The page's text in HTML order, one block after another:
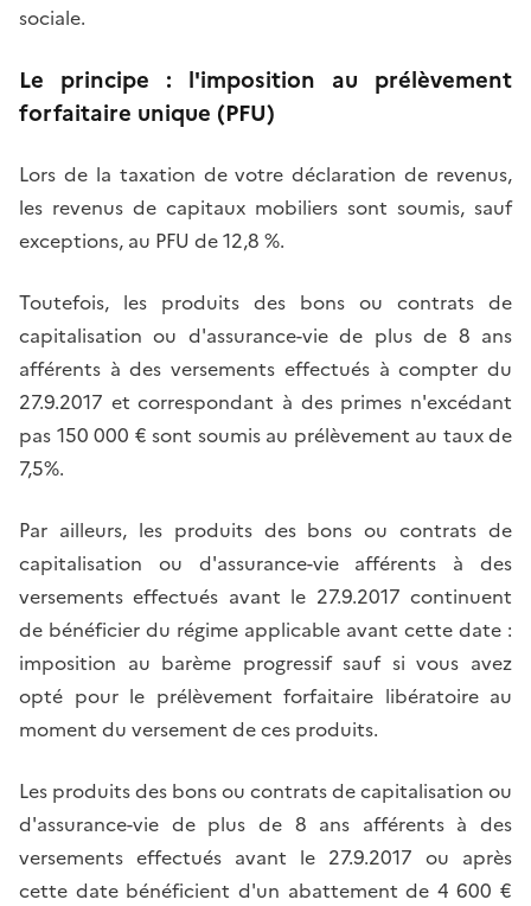
sociale.
Le principe : l'imposition au prélèvement
forfaitaire unique (PFU)
Lors de la taxation de votre déclaration de revenus,
les revenus de capitaux mobiliers sont soumis, sauf
exceptions, au PFU de 12,8 %.
Toutefois, les produits des bons ou contrats de
capitalisation ou d'assurance-vie de plus de 8 ans
afférents à des versements effectués à compter du
27.9.2017 et correspondant à des primes n'excédant
pas 150 000 € sont soumis au prélèvement au taux de
7,5%.
Par ailleurs, les produits des bons ou contrats de
capitalisation ou d'assurance-vie afférents à des
versements effectués avant le 27.9.2017 continuent
de bénéficier du régime applicable avant cette date :
imposition au barème progressif sauf si vous avez
opté pour le prélèvement forfaitaire libératoire au
moment du versement de ces produits.
Les produits des bons ou contrats de capitalisation ou
d'assurance-vie de plus de 8 ans afférents à des
versements effectués avant le 27.9.2017 ou après
cette date bénéficient d'un abattement de 4 600 €